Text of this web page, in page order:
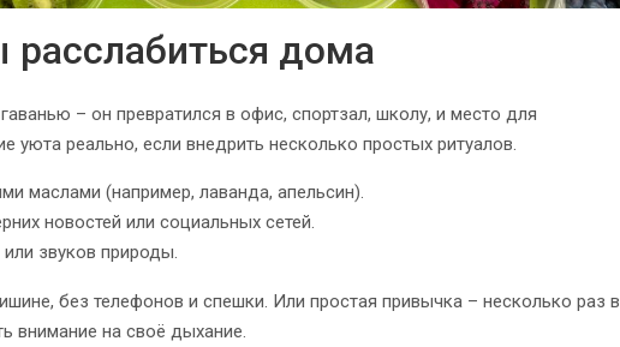
дома
– он превратился в офис, спортзал, школу, и место для
уюта реально, если внедрить несколько простых ритуалов.
маслами (например, лаванда, апельсин).
новостей или социальных сетей.
звуков природы.
без телефонов и спешки. Или простая привычка – несколько раз в
внимание на своё дыхание.